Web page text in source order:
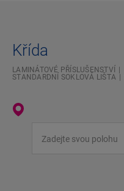
Křída
LAMINÁTOVÉ PŘÍSLUŠENSTVÍ
STANDARDNÍ SOKLOVÁ LIŠTA